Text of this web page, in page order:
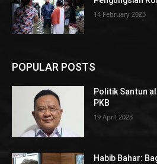
14 February 2023
POPULAR POSTS
Politik Santun
PKB
19 April 2023
Habib Bahar: